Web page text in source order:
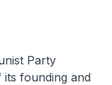
Party
founding and